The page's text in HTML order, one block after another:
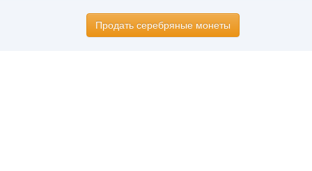
Продать серебряные монеты